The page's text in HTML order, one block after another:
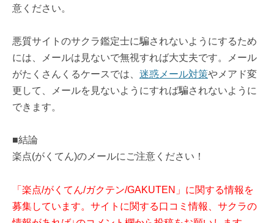
意ください。
悪質サイトのサクラ鑑定士に騙されないようにするため
には、メールは見ないで無視すれば大丈夫です。メール
がたくさんくるケースでは、 迷惑メール対策やメアド変
更して、メールを見ないようにすれば騙されないように
できます。
■結論
楽点(がくてん)のメールにご注意ください！
「楽点/がくてん/ガクテン/GAKUTEN」に関する情報を
募集しています。サイトに関する口コミ情報、サクラの